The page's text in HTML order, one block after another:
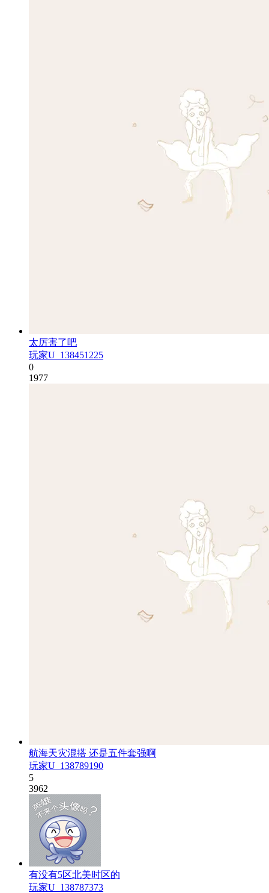
太厉害了吧
玩家U_138451225
0
1977
航海天灾混搭 还是五件套强啊
玩家U_138789190
5
3962
有没有5区北美时区的
玩家U_138787373